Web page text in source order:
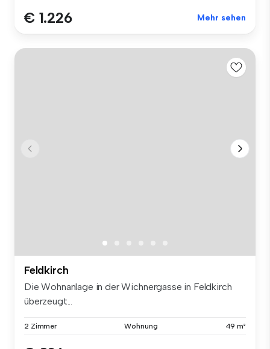
€ 1.226 Mehr sehen
Feldkirch
Die Wohnanlage in der Wichnergasse in Feldkirch
überzeugt...
2 Zimmer Wohnung 49 m²